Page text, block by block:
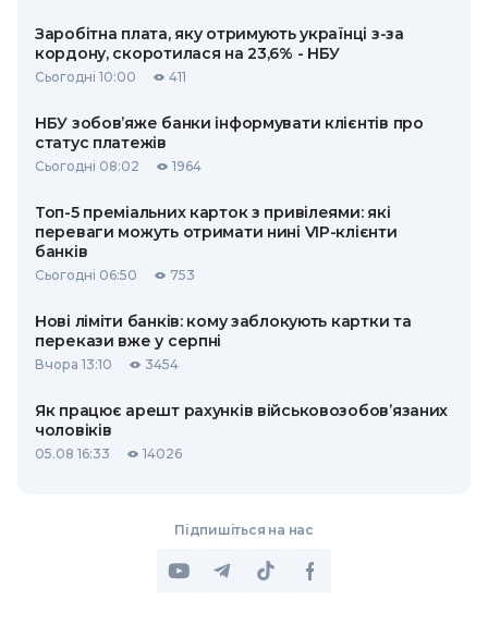
Заробітна плата, яку отримують українці з-за
кордону, скоротилася на 23,6% - НБУ
Сьогодні 10:00 411
НБУ зобов’яже банки інформувати клієнтів про
статус платежів
Сьогодні 08:02 1964
Топ-5 преміальних карток з привілеями: які
переваги можуть отримати нині VIP-клієнти
банків
Сьогодні 06:50 753
Нові ліміти банків: кому заблокують картки та
перекази вже у серпні
Вчора 13:10 3454
Як працює арешт рахунків військовозобов’язаних
чоловіків
05.08 16:33 14026
Підпишіться на нас